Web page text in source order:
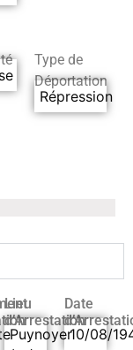
Type de
Déportation
Répression
Lieu
d’Arrestation
Puynoyer
Date
10/08/